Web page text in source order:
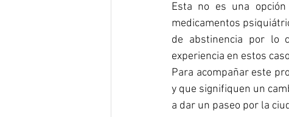
Esta no es una
medicamentos
de abstinencia por lo
experiencia en estos
Para acompañar este
y que signifiquen un
a dar un paseo por la